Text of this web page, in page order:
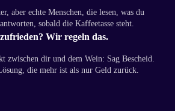
aber echte Menschen, die lesen, was du
sobald die Kaffeetasse steht.
Wir regeln das.
zwischen dir und dem Wein: Sag Bescheid.
die mehr ist als nur Geld zurück.